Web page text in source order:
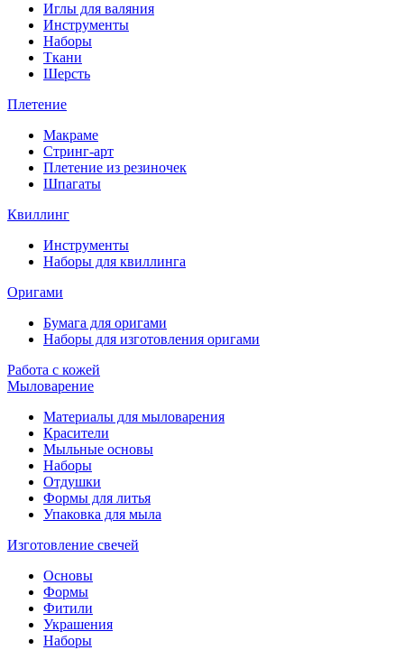
Иглы для валяния
Инструменты
Наборы
Ткани
Шерсть
Плетение
Макраме
Стринг-арт
Плетение из резиночек
Шпагаты
Квиллинг
Инструменты
Наборы для квиллинга
Оригами
Бумага для оригами
Наборы для изготовления оригами
Работа с кожей
Мыловарение
Материалы для мыловарения
Красители
Мыльные основы
Наборы
Отдушки
Формы для литья
Упаковка для мыла
Изготовление свечей
Основы
Формы
Фитили
Украшения
Наборы